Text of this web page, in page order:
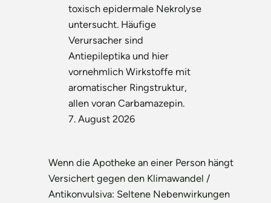
toxisch epidermale Nekrolyse
untersucht. Häufige
Verursacher sind
Antiepileptika und hier
vornehmlich Wirkstoffe mit
aromatischer Ringstruktur,
allen voran Carbamazepin.
7. August 2026
Wenn die Apotheke an einer Person hängt
Versichert gegen den Klimawandel /
Antikonvulsiva: Seltene Nebenwirkungen